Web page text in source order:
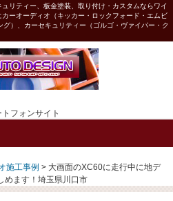
リティー、板金塗装、取り付け・カスタムならワイ
ーオーディオ（キッカー・ロックフォード・エムビ
）、カーセキュリティー（ゴルゴ・ヴァイパー・ク
トフォンサイト
施工事例 > 大画面のXC60に走行中に地デ
めます！埼玉県川口市